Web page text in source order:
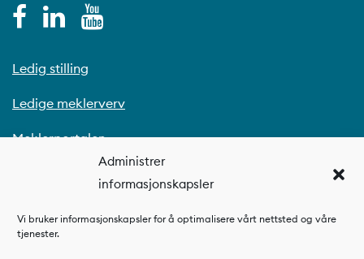
Administrer
informasjonskapsler
Vi bruker informasjonskapsler for å optimalisere vårt nettsted og våre
tjenester.
Ledig stilling
Ledige meklerverv
Meklerportalen